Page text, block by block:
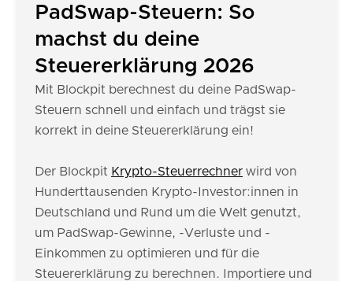
PadSwap-Steuern: So
machst du deine
Steuererklärung 2026
Mit Blockpit berechnest du deine PadSwap-
Steuern schnell und einfach und trägst sie
korrekt in deine Steuererklärung ein!
Der Blockpit Krypto-Steuerrechner wird von
Hunderttausenden Krypto-Investor:innen in
Deutschland und Rund um die Welt genutzt,
um PadSwap-Gewinne, -Verluste und -
Einkommen zu optimieren und für die
Steuererklärung zu berechnen. Importiere und